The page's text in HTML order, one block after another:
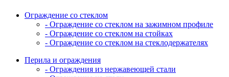
Ограждение со стеклом
- Ограждение со стеклом на зажимном профиле
- Ограждение со стеклом на стойках
- Ограждение со стеклом на стеклодержателях
Перила и ограждения
- Ограждения из нержавеющей стали